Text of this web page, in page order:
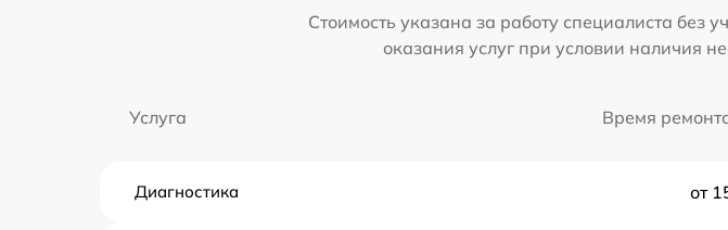
Стоимость указана за работу специалиста без
оказания услуг при условии наличия
Услуга Время
Диагностика от